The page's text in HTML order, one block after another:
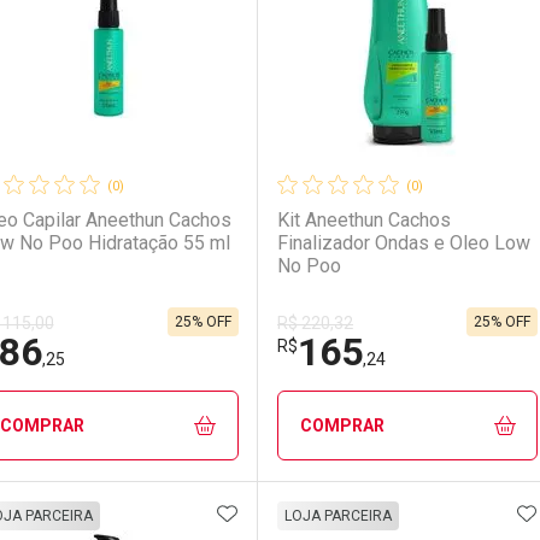
Ativar Desconto
Comprar sem Desconto
Comprar sem Desconto
Ativar Desconto
Comprar sem Desconto
Comprar sem Desconto
(0)
Capilar Aneethun Cachos
No Poo Hidratação 55 ml
115,00
86,25
25% OFF
COMPRAR
FECHAR
FECHAR
(0)
Kit Aneethun Cachos
Finalizador Ondas e Oleo Low
No Poo
R$ 220,32
R$165,24
25% OFF
COMPRAR
PARCEIRA ADICIONAR AOS FAVORITOS
LOJA PARCEIRA